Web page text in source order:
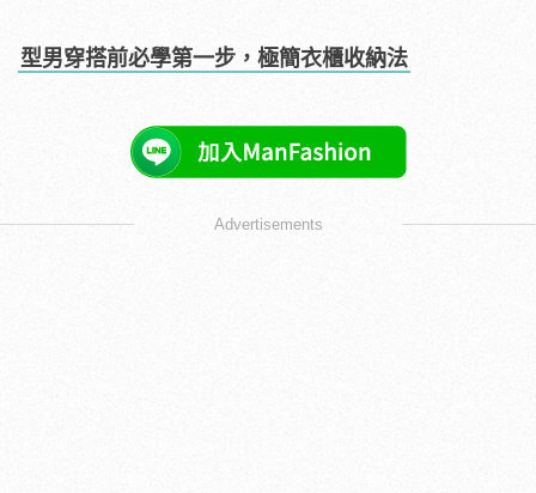
型男穿搭前必學第一步，極簡衣櫃收納法
Advertisements